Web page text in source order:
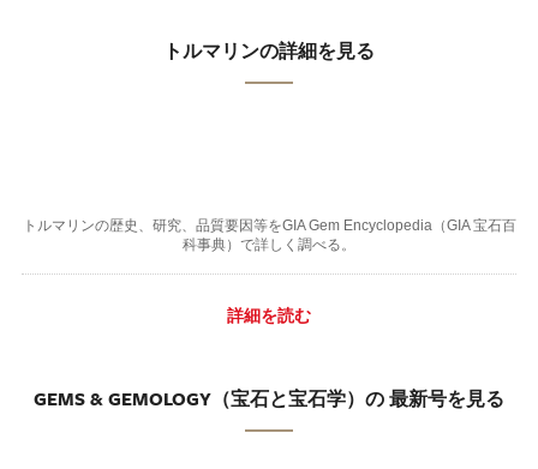
トルマリンの詳細を見る
トルマリンの歴史、研究、品質要因等をGIA Gem Encyclopedia（GIA 宝石百
科事典）で詳しく調べる。
詳細を読む
GEMS & GEMOLOGY（宝石と宝石学）の 最新号を見る